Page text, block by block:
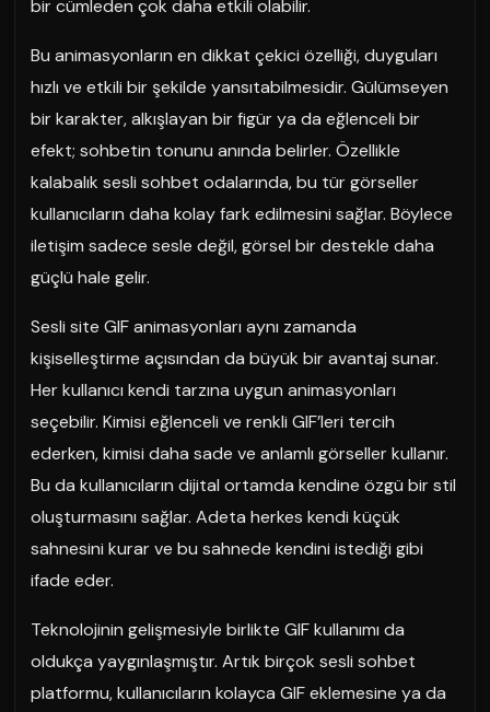
bir cümleden çok daha etkili olabilir.
Bu animasyonların en dikkat çekici özelliği, duyguları
hızlı ve etkili bir şekilde yansıtabilmesidir. Gülümseyen
bir karakter, alkışlayan bir figür ya da eğlenceli bir
efekt; sohbetin tonunu anında belirler. Özellikle
kalabalık sesli sohbet odalarında, bu tür görseller
kullanıcıların daha kolay fark edilmesini sağlar. Böylece
iletişim sadece sesle değil, görsel bir destekle daha
güçlü hale gelir.
Sesli site GIF animasyonları aynı zamanda
kişiselleştirme açısından da büyük bir avantaj sunar.
Her kullanıcı kendi tarzına uygun animasyonları
seçebilir. Kimisi eğlenceli ve renkli GIF’leri tercih
ederken, kimisi daha sade ve anlamlı görseller kullanır.
Bu da kullanıcıların dijital ortamda kendine özgü bir stil
oluşturmasını sağlar. Adeta herkes kendi küçük
sahnesini kurar ve bu sahnede kendini istediği gibi
ifade eder.
Teknolojinin gelişmesiyle birlikte GIF kullanımı da
oldukça yaygınlaşmıştır. Artık birçok sesli sohbet
platformu, kullanıcıların kolayca GIF eklemesine ya da